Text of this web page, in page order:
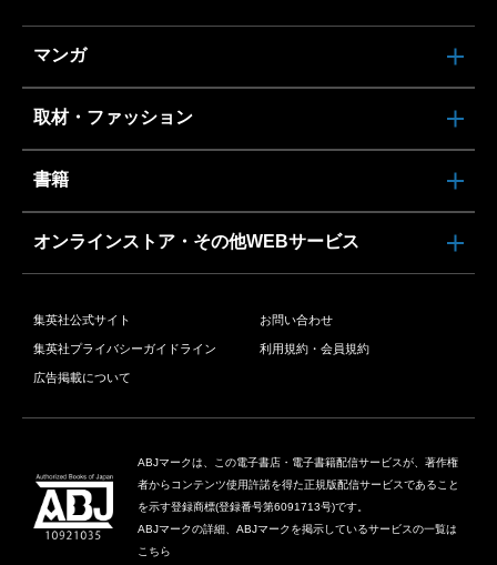
マンガ
取材・ファッション
書籍
オンラインストア・その他WEBサービス
集英社公式サイト お問い合わせ
集英社プライバシーガイドライン 利用規約・会員規約
広告掲載について
ABJマークは、この電子書店・電子書籍配信サービスが、著作権
者からコンテンツ使用許諾を得た正規版配信サービスであること
を示す登録商標(登録番号第6091713号)です。
ABJマークの詳細、ABJマークを掲示しているサービスの一覧は
こちら